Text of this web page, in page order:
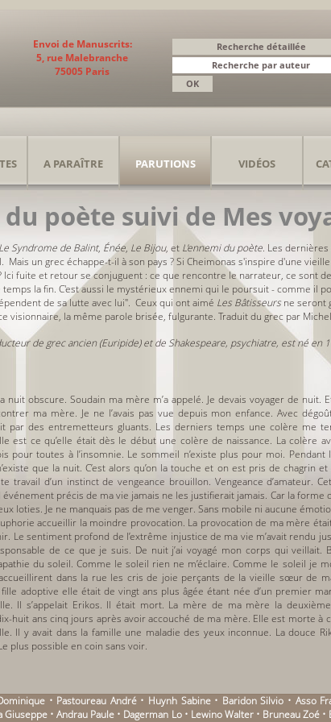
Envoi de Manuscrits:
5, rue Malebranche
75005 Paris
A PARAÎTRE PARUTIONS VIDÉOS
poète suivi de Mes
Le Syndrome de Balint, Énée, Le Bijou, et L'ennemi du poète. Les
Mais un grec échappe-t-il à son pays ? Si Cheimonas s'inspire d'une
fuite et retour se conjuguent : ce que rencontre le narrateur, ce sont
la fin. C'est aussi le mystérieux ennemi qui le poursuit - comme il
de sa lutte avec lui". Ceux qui ont aimé Les Bâtisseurs ne seront
visionnaire, la même parole brisée, fulgurante. Traduit du grec par
de grec ancien (Euripide) et de Shakespeare, psychiatre, est né en
nuit obscure. Soudain ma mère m’a appelé. Je devais voyager de
ma mère. Je ne l’avais pas vue depuis mon enfance. Avec
par des entremetteurs gluants. Les derniers temps une colère me
est ce qu’elle était dès le début une colère de naissance. La colère
pour toutes à l’insomnie. Le sommeil n’existe plus pour moi.
que la nuit. C’est alors qu’on la touche et on est pris de chagrin
travail d’un instinct de vengeance brouillon. Vengeance d’amateur.
événement précis de ma vie jamais ne les justifierait jamais. Car la
loties. Je ne manquais pas de me venger. Sans mobile ni aucune
accueillir la moindre provocation. La provocation de ma mère
Le sentiment profond de l’extrême injustice de ma vie m’avait rendu
de ce que je suis. De nuit j’ai voyagé mon corps qui veillait.
du soleil. Comme le soleil rien ne m’éclaire. Comme le soleil je
dans la rue les cris de joie perçants de la vieille sœur de
fille adoptive elle était de vingt ans plus âgée étant née d’un premier
Il s’appelait Erikos. Il était mort. La mère de ma mère la
huit ans cinq jours après avoir accouché de ma mère. Elle est morte à
Il y avait dans la famille une maladie des yeux inconnue. La douce
plus possible en coin sans voir.
• Pastoureau André • Huynh Sabine • Baridon Silvio • Asso
Giuseppe • Andrau Paule • Dagerman Lo • Lewino Walter • Bruneau